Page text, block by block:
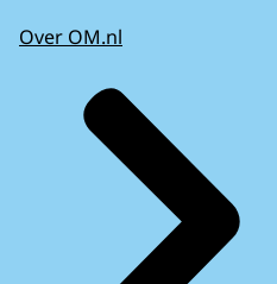
Over OM.nl